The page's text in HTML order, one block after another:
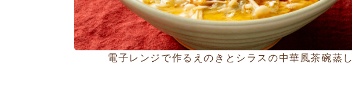
電子レンジで作るえのきとシラスの中華風茶碗蒸し